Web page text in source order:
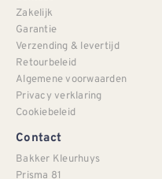
Zakelijk
Garantie
Verzending & levertijd
Retourbeleid
Algemene voorwaarden
Privacy verklaring
Cookiebeleid
Contact
Bakker Kleurhuys
Prisma 81